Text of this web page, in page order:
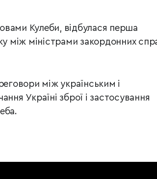
Кулеби, відбулася перша
між міністрами закордонних
між українським і
Україні зброї і застосування